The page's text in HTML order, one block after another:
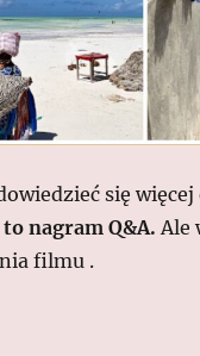
się
nagram Q&A. Ale
filmu .